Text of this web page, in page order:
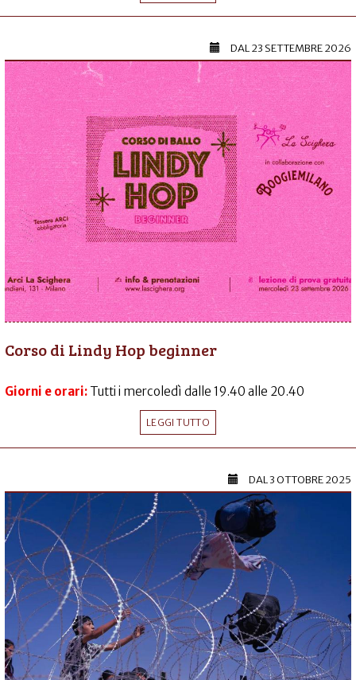
DAL23 SETTEMBRE 2026
Corso di Lindy Hop beginner
Giorni e orari: Tutti i mercoledì dalle 19.40 alle 20.40
LEGGI TUTTO
DAL3 OTTOBRE 2025